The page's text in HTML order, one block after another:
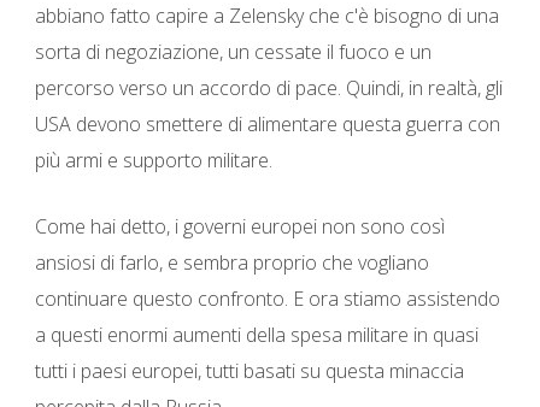
abbiano fatto capire a Zelensky che c'è bisogno di una
sorta di negoziazione, un cessate il fuoco e un
percorso verso un accordo di pace. Quindi, in realtà, gli
USA devono smettere di alimentare questa guerra con
più armi e supporto militare.
Come hai detto, i governi europei non sono così
ansiosi di farlo, e sembra proprio che vogliano
continuare questo confronto. E ora stiamo assistendo
a questi enormi aumenti della spesa militare in quasi
tutti i paesi europei, tutti basati su questa minaccia